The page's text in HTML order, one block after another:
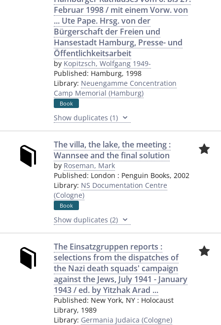
Februar 1998 / mit einem Vorw. von
... Ute Pape. Hrsg. von der
Bürgerschaft der Freien und
Hansestadt Hamburg, Presse- und
Öffentlichkeitsarbeit
by Kopitzsch, Wolfgang 1949-
Published: Hamburg, 1998
Library: Neuengamme Concentration
Camp Memorial (Hamburg)
Book
Show duplicates (1)
The villa, the lake, the meeting :
Wannsee and the final solution
by Roseman, Mark
Published: London : Penguin Books, 2002
Library: NS Documentation Centre
(Cologne)
Book
Show duplicates (2)
The Einsatzgruppen reports :
selections from the dispatches of
the Nazi death squads' campaign
against the Jews, July 1941 - January
1943 / ed. by Yitzhak Arad ...
Published: New York, NY : Holocaust
Library, 1989
Library: Germania Judaica (Cologne)